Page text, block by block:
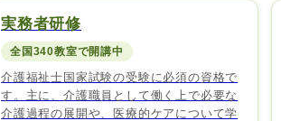
実務者研修
全国340教室で開講中
介護福祉士国家試験の受験に必須の資格で
す。主に、介護職員として働く上で必要な
介護過程の展開や、医療的ケアについて学